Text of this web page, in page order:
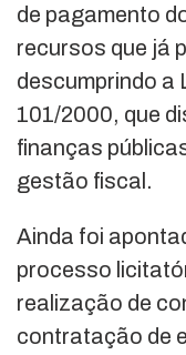
de pagamento
recursos que já
descumprindo a
101/2000, que
finanças
gestão fiscal.
Ainda foi
processo
realização de
contratação de